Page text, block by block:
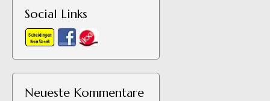
Social Links
Neueste Kommentare